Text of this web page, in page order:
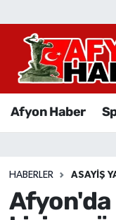
Afyon Haber
HABERLER ASAYIŞ
Afyon Haber
Sağlık